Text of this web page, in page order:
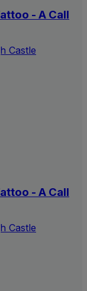
- A Call
Castle
- A Call
Castle